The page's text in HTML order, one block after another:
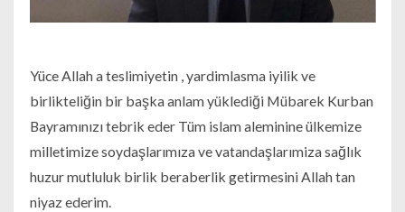
Yüce Allah a teslimiyetin , yardimlasma iyilik ve
birlikteliğin bir başka anlam yüklediği Mübarek Kurban
Bayramınızı tebrik eder Tüm islam aleminine ülkemize
milletimize soydaşlarımıza ve vatandaşlarımiza sağlık
huzur mutluluk birlik beraberlik getirmesini Allah tan
niyaz ederim.